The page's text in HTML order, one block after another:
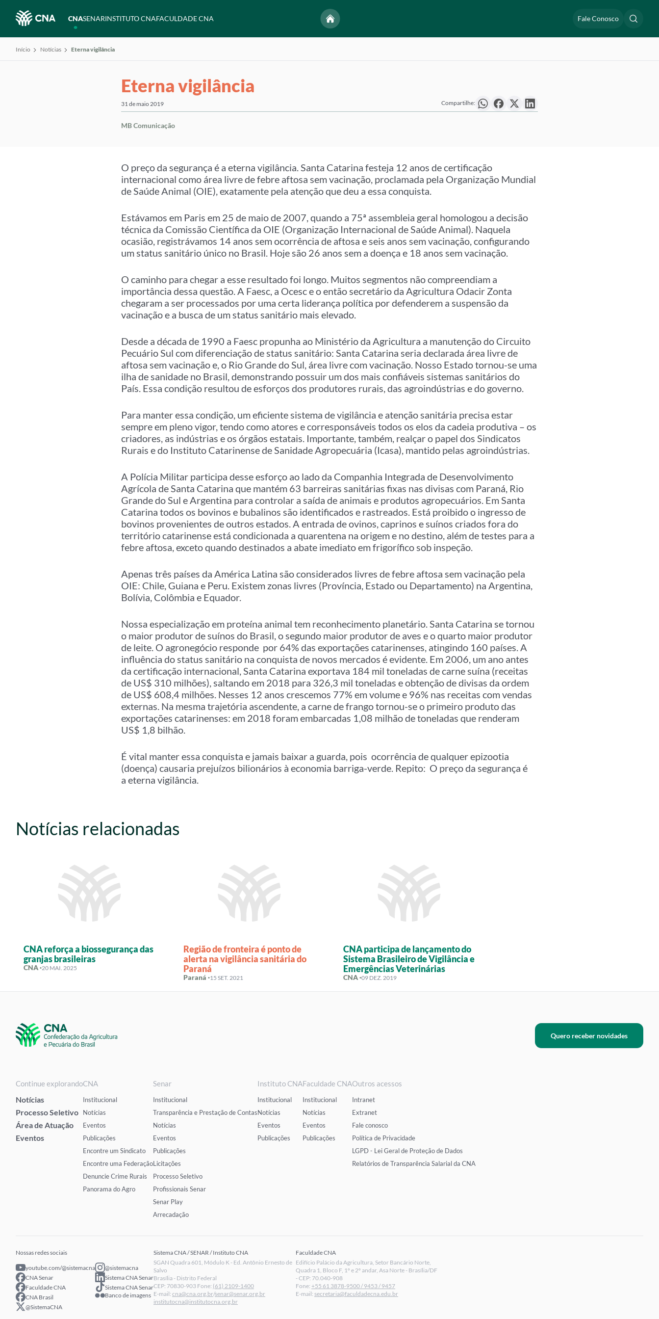
CNASENARINSTITUTO CNAFACULDADE CNA Fale Conosco
Início Notícias Eterna vigilância
Eterna vigilância
31 de maio 2019 Compartilhe:
MB Comunicação
O preço da segurança é a eterna vigilância. Santa Catarina festeja 12 anos de certificação
internacional como área livre de febre aftosa sem vacinação, proclamada pela Organização Mundial
de Saúde Animal (OIE), exatamente pela atenção que deu a essa conquista.
Estávamos em Paris em 25 de maio de 2007, quando a 75ª assembleia geral homologou a decisão
técnica da Comissão Científica da OIE (Organização Internacional de Saúde Animal). Naquela
ocasião, registrávamos 14 anos sem ocorrência de aftosa e seis anos sem vacinação, configurando
um status sanitário único no Brasil. Hoje são 26 anos sem a doença e 18 anos sem vacinação.
O caminho para chegar a esse resultado foi longo. Muitos segmentos não compreendiam a
importância dessa questão. A Faesc, a Ocesc e o então secretário da Agricultura Odacir Zonta
chegaram a ser processados por uma certa liderança política por defenderem a suspensão da
vacinação e a busca de um status sanitário mais elevado.
Desde a década de 1990 a Faesc propunha ao Ministério da Agricultura a manutenção do Circuito
Pecuário Sul com diferenciação de status sanitário: Santa Catarina seria declarada área livre de
aftosa sem vacinação e, o Rio Grande do Sul, área livre com vacinação. Nosso Estado tornou-se uma
ilha de sanidade no Brasil, demonstrando possuir um dos mais confiáveis sistemas sanitários do
País. Essa condição resultou de esforços dos produtores rurais, das agroindústrias e do governo.
Para manter essa condição, um eficiente sistema de vigilância e atenção sanitária precisa estar
sempre em pleno vigor, tendo como atores e corresponsáveis todos os elos da cadeia produtiva – os
criadores, as indústrias e os órgãos estatais. Importante, também, realçar o papel dos Sindicatos
Rurais e do Instituto Catarinense de Sanidade Agropecuária (Icasa), mantido pelas agroindústrias.
A Polícia Militar participa desse esforço ao lado da Companhia Integrada de Desenvolvimento
Agrícola de Santa Catarina que mantém 63 barreiras sanitárias fixas nas divisas com Paraná, Rio
Grande do Sul e Argentina para controlar a saída de animais e produtos agropecuários. Em Santa
Catarina todos os bovinos e bubalinos são identificados e rastreados. Está proibido o ingresso de
bovinos provenientes de outros estados. A entrada de ovinos, caprinos e suínos criados fora do
território catarinense está condicionada a quarentena na origem e no destino, além de testes para a
febre aftosa, exceto quando destinados a abate imediato em frigorífico sob inspeção.
Apenas três países da América Latina são considerados livres de febre aftosa sem vacinação pela
OIE: Chile, Guiana e Peru. Existem zonas livres (Província, Estado ou Departamento) na Argentina,
Bolívia, Colômbia e Equador.
Nossa especialização em proteína animal tem reconhecimento planetário. Santa Catarina se tornou
o maior produtor de suínos do Brasil, o segundo maior produtor de aves e o quarto maior produtor
de leite. O agronegócio responde por 64% das exportações catarinenses, atingindo 160 países. A
influência do status sanitário na conquista de novos mercados é evidente. Em 2006, um ano antes
da certificação internacional, Santa Catarina exportava 184 mil toneladas de carne suína (receitas
de US$ 310 milhões), saltando em 2018 para 326,3 mil toneladas e obtenção de divisas da ordem
de US$ 608,4 milhões. Nesses 12 anos crescemos 77% em volume e 96% nas receitas com vendas
externas. Na mesma trajetória ascendente, a carne de frango tornou-se o primeiro produto das
exportações catarinenses: em 2018 foram embarcadas 1,08 milhão de toneladas que renderam
US$ 1,8 bilhão.
É vital manter essa conquista e jamais baixar a guarda, pois ocorrência de qualquer epizootia
(doença) causaria prejuízos bilionários à economia barriga-verde. Repito: O preço da segurança é
a eterna vigilância.
Notícias relacionadas
CNA reforça a biossegurança das
granjas brasileiras
CNA ·20 MAI. 2025
Região de fronteira é ponto de
alerta na vigilância sanitária do
Paraná
Paraná ·15 SET. 2021
CNA participa de lançamento do
Sistema Brasileiro de Vigilância e
Emergências Veterinárias
CNA ·09 DEZ. 2019
Quero receber novidades
Continue explorando
Notícias
Processo Seletivo
Área de Atuação
Eventos
CNA
Institucional
Notícias
Eventos
Publicações
Encontre um Sindicato
Encontre uma Federação
Denuncie Crime Rurais
Panorama do Agro
Senar
Institucional
Transparência e Prestação de Contas
Notícias
Eventos
Publicações
Licitações
Processo Seletivo
Profissionais Senar
Senar Play
Arrecadação
Instituto CNA
Institucional
Notícias
Eventos
Publicações
Faculdade CNA
Institucional
Notícias
Eventos
Publicações
Outros acessos
Intranet
Extranet
Fale conosco
Política de Privacidade
LGPD - Lei Geral de Proteção de Dados
Relatórios de Transparência Salarial da CNA
Nossas redes sociais
youtube.com/@sistemacna
CNA Senar
Faculdade CNA
CNA Brasil
@SistemaCNA
@sistemacna
Sistema CNA Senar
Sistema CNA Senar
Banco de imagens
Sistema CNA / SENAR / Instituto CNA
SGAN Quadra 601, Módulo K - Ed. Antônio Ernesto de
Salvo
Brasília - Distrito Federal
CEP: 70830-903 Fone: (61) 2109-1400
E-mail: cna@cna.org.br/senar@senar.org.br
institutocna@institutocna.org.br
Faculdade CNA
Edifício Palácio da Agricultura, Setor Bancário Norte,
Quadra 1, Bloco F, 1º e 2º andar, Asa Norte - Brasília/DF
- CEP: 70.040-908
Fone: +55 61 3878-9500 / 9453 / 9457
E-mail: secretaria@faculdadecna.edu.br